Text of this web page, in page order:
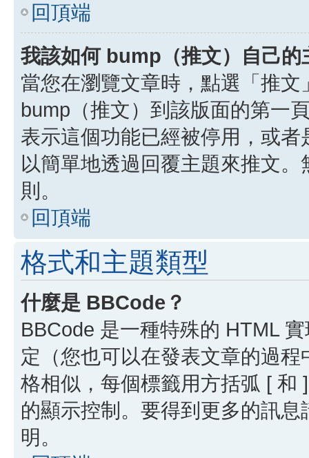
回頂端
我該如何 bump（推文）自己的
當您在瀏覽文章時，點選「推
bump（推文）到該版面的第一
表示這個功能已經被停用，或
以簡單地透過回覆主題來推文
則。
回頂端
格式和主題類型
什麼是 BBCode？
BBCode 是一種特殊的 HTML
定（您也可以在發表文章的過
格相似，每個標籤用方括弧 [ 和
的顯示控制。要得到更多的訊
明。